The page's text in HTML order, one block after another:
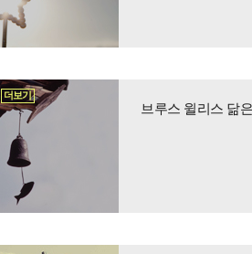
더보기
브루스 윌리스 닮